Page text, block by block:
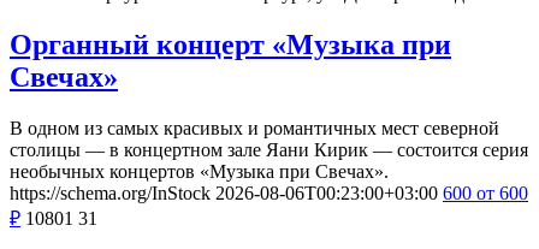
Органный концерт «Музыка при
Свечах»
В одном из самых красивых и романтичных мест северной
столицы — в концертном зале Яани Кирик — состоится серия
необычных концертов «Музыка при Свечах».
https://schema.org/InStock 2026-08-06T00:23:00+03:00 600 от 600
₽ 10801 31